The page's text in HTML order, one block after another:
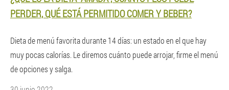
PERDER, QUÉ ESTÁ PERMITIDO COMER Y BEBER?
Dieta de menú favorita durante 14 días: un estado en el que hay
muy pocas calorías. Le diremos cuánto puede arrojar, firme el menú
de opciones y salga.